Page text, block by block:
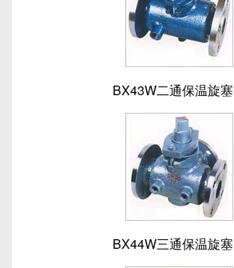
BX43W二通保温旋
BX44W三通保温旋